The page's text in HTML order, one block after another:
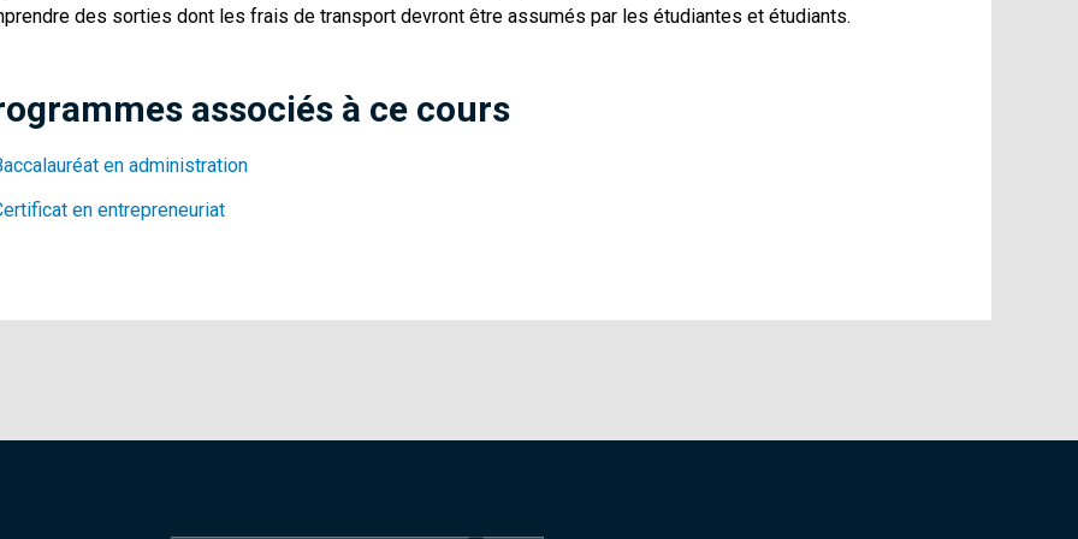
des sorties dont les frais de transport devront être assumés par les étudiantes et étudiants.
associés à ce cours
en administration
en entrepreneuriat